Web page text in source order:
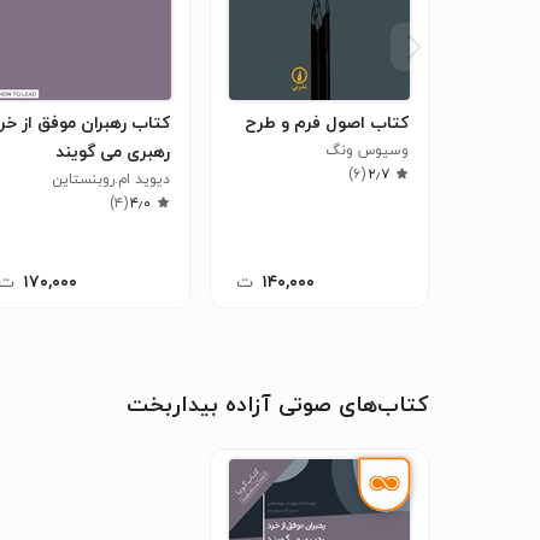
کتاب اصول فرم و طرح
وسیوس ونگ
۲٫۷(۶)
۱۴۰,۰۰۰ ت
کتاب رهبران موفق از
رهبری می گویند
دیوید ام.روبنستاین
۴٫۰(۴)
۱۷۰,۰۰۰
کتاب‌های صوتی آزاده بیداربخت